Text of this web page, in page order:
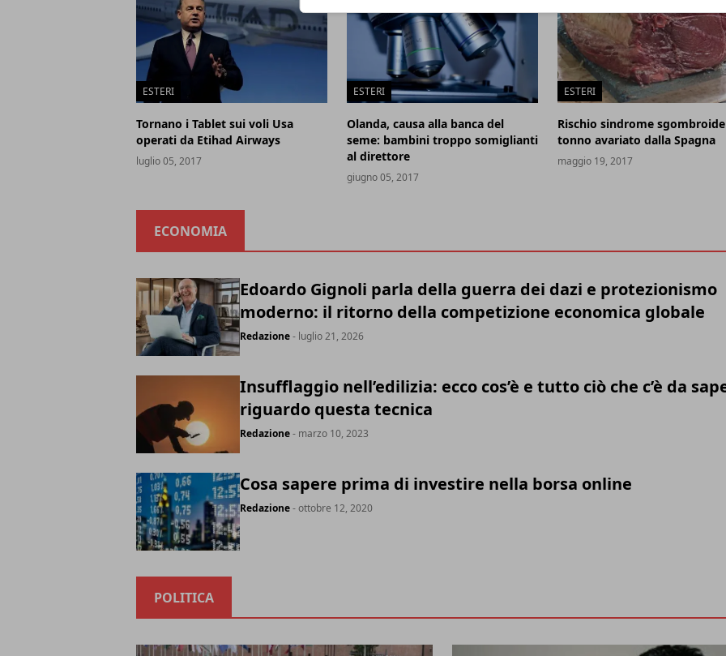
ESTERI
Tornano i Tablet sui voli Usa
operati da Etihad Airways
luglio 05, 2017
ESTERI
Olanda, causa alla banca del
seme: bambini troppo somiglianti
al direttore
giugno 05, 2017
ESTERI
Rischio sindrome
tonno avariato dalla Spagna
maggio 19, 2017
ECONOMIA
Edoardo Gignoli parla della guerra dei dazi e protezionismo
moderno: il ritorno della competizione economica globale
Redazione- luglio 21, 2026
Insufflaggio nell’edilizia: ecco cos’è e tutto ciò che c’è da
riguardo questa tecnica
Redazione- marzo 10, 2023
Cosa sapere prima di investire nella borsa online
Redazione- ottobre 12, 2020
POLITICA